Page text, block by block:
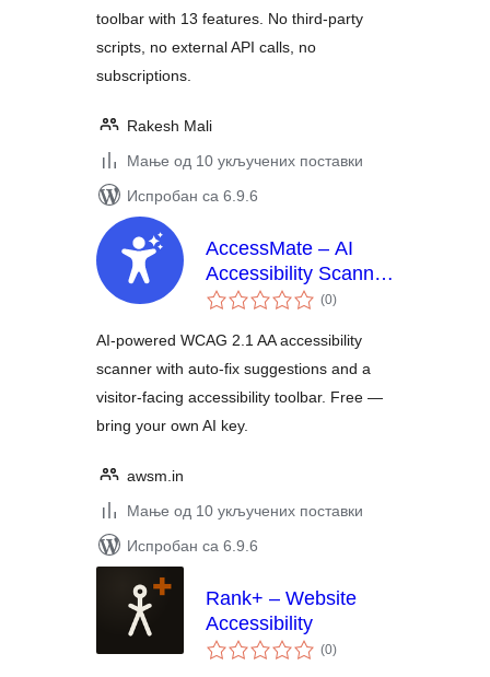
toolbar with 13 features. No third-party
scripts, no external API calls, no
subscriptions.
Rakesh Mali
Мање од 10 укључених поставки
Испробан са 6.9.6
AccessMate – AI
Accessibility Scanner
& Widget
(0укупних
оцена
)
AI-powered WCAG 2.1 AA accessibility
scanner with auto-fix suggestions and a
visitor-facing accessibility toolbar. Free —
bring your own AI key.
awsm.in
Мање од 10 укључених поставки
Испробан са 6.9.6
Rank+ – Website
Accessibility
(0укупних
оцена
)